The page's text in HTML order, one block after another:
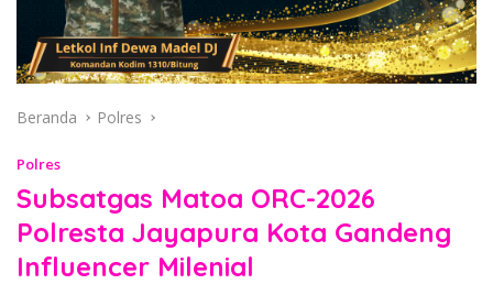
Beranda Polres
Polres
Subsatgas Matoa ORC-2026
Polresta Jayapura Kota Gandeng
Influencer Milenial